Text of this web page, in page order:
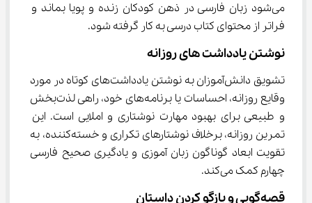
می‌شود زبان فارسی در ذهن کودکان زنده و پویا بماند و
فراتر از محتوای کتاب درسی به کار گرفته شود.
نوشتن یادداشت‌ های روزانه
تشویق دانش‌آموزان به نوشتن یادداشت‌های کوتاه در مورد
وقایع روزانه، احساسات یا برنامه‌های خود، راهی لذت‌بخش
و طبیعی برای بهبود مهارت نوشتاری و املایی است. این
تمرین روزانه، برخلاف نوشتارهای تکراری و خسته‌کننده، به
تقویت ابعاد گوناگون زبان آموزی و یادگیری صحیح فارسی
چهارم کمک می‌کند.
قصه‌گویی و بازگو کردن داستان